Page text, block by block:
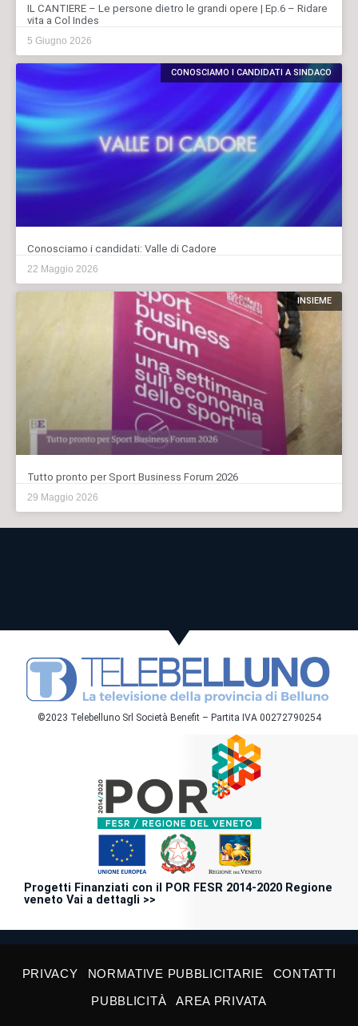
IL CANTIERE – Le persone dietro le grandi opere | Ep.6 – Ridare
vita a Col Indes
5 Giugno 2026
CONOSCIAMO I CANDIDATI A SINDACO
Conosciamo i candidati: Valle di Cadore
22 Maggio 2026
INSIEME
Tutto pronto per Sport Business Forum 2026
29 Maggio 2026
©2023 Telebelluno Srl Società Benefit – Partita IVA 00272790254
Progetti Finanziati con il POR FESR 2014-2020 Regione
veneto Vai a dettagli >>
PRIVACY NORMATIVE PUBBLICITARIE
CONTATTI
PUBBLICITÀ
AREA PRIVATA